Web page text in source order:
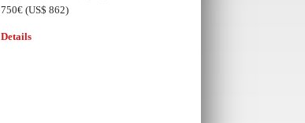
750€ (US$ 862)
Details